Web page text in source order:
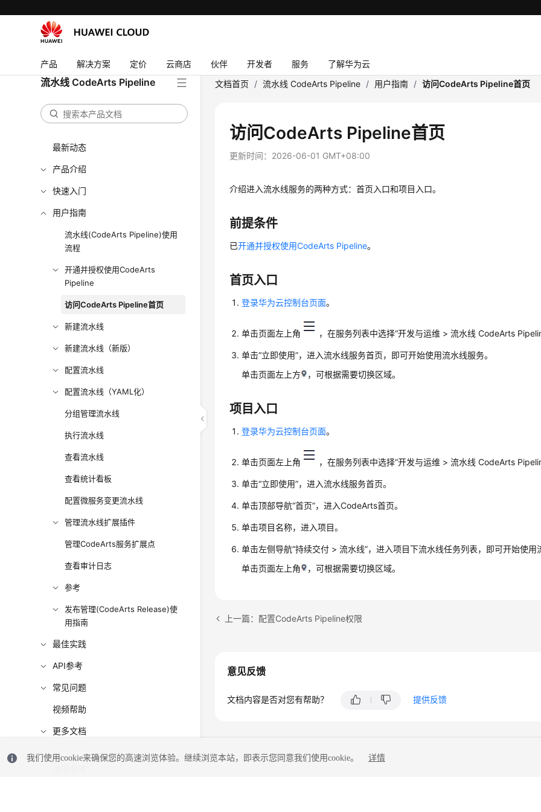
产品 解决方案 定价 云商店 伙伴 开发者 服务 了解华为云
流水线 CodeArts Pipeline
最新动态
产品介绍
快速入门
用户指南
流水线(CodeArts Pipeline)使用
流程
开通并授权使用CodeArts
Pipeline
访问CodeArts Pipeline首页
新建流水线
新建流水线（新版）
配置流水线
配置流水线（YAML化）
分组管理流水线
执行流水线
查看流水线
查看统计看板
配置微服务变更流水线
管理流水线扩展插件
管理CodeArts服务扩展点
查看审计日志
参考
发布管理(CodeArts Release)使
用指南
最佳实践
API参考
常见问题
视频帮助
更多文档
文档首页 / 流水线 CodeArts Pipeline / 用户指南 / 访问CodeArts Pipeline首页
访问CodeArts Pipeline首页
更新时间： 2026-06-01 GMT+08:00
介绍进入流水线服务的两种方式：首页入口和项目入口。
前提条件
已开通并授权使用CodeArts Pipeline。
首页入口
登录华为云控制台页面。
单击页面左上角 ，在服务列表中选择“开发与运维 > 流水线 CodeArts
单击“立即使用”，进入流水线服务首页，即可开始使用流水线服务。
单击页面左上方
，可根据需要切换区域。
项目入口
登录华为云控制台页面。
单击页面左上角 ，在服务列表中选择“开发与运维 > 流水线 CodeArts
单击“立即使用”，进入流水线服务首页。
单击顶部导航“首页”，进入CodeArts首页。
单击项目名称，进入项目。
单击左侧导航“持续交付 > 流水线”，进入项目下流水线任务列表，即可开始使用
单击页面左上角
，可根据需要切换区域。
上一篇：配置CodeArts Pipeline权限
意见反馈
文档内容是否对您有帮助？ 提供反馈
我们使用cookie来确保您的高速浏览体验。继续浏览本站，即表示您同意我们使用cookie。 详情